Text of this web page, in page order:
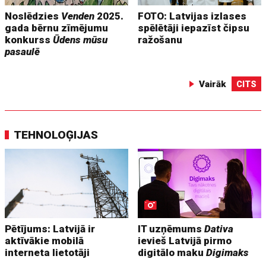
Noslēdzies Venden 2025.
gada bērnu zīmējumu
konkurssŪdens mūsu
pasaulē
FOTO: Latvijas izlases
spēlētāji iepazīst čipsu
ražošanu
Vairāk CITS
TEHNOLOĢIJAS
Pētījums: Latvijā ir
aktīvākie mobilā
interneta lietotāji
IT uzņēmumsDativa
ievieš Latvijā pirmo
digitālo makuDigimaks